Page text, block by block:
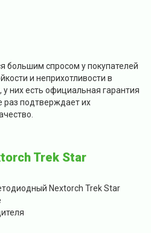
большим спросом у покупателей
и неприхотливости в
них есть официальная гарантия
раз подтверждает их
Trek Star
Nextorch Trek Star